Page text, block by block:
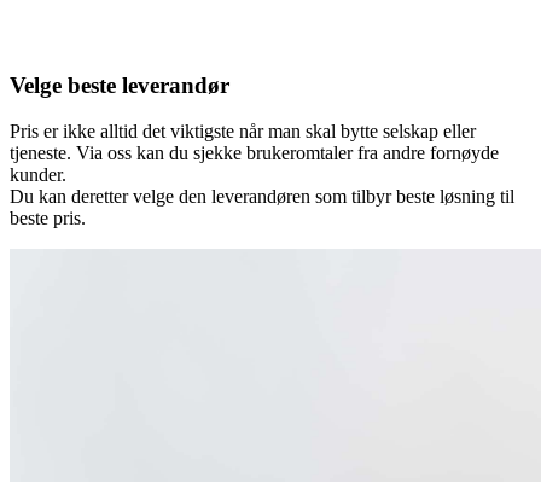
Velge beste leverandør
Pris er ikke alltid det viktigste når man skal bytte selskap eller
tjeneste. Via oss kan du sjekke brukeromtaler fra andre fornøyde
kunder.
Du kan deretter velge den leverandøren som tilbyr beste løsning til
beste pris.